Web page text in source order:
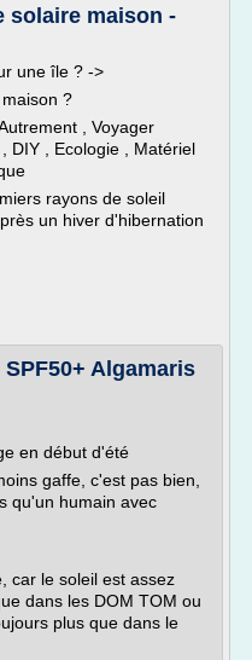
solaire maison -
une île ? ->
?
, Voyager
DIY , Ecologie , Matériel
rayons de soleil
un hiver d'hibernation
Algamaris
en début d'été
gaffe, c'est pas bien,
qu'un humain avec
car le soleil est assez
dans les DOM TOM ou
plus que dans le